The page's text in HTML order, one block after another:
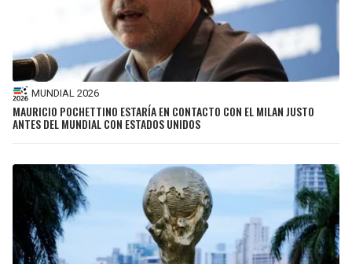
MUNDIAL 2026
MAURICIO POCHETTINO ESTARÍA EN CONTACTO CON EL MILAN JUSTO
ANTES DEL MUNDIAL CON ESTADOS UNIDOS